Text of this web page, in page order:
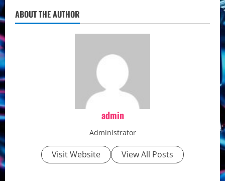
ABOUT THE AUTHOR
admin
Administrator
Visit Website View All Posts